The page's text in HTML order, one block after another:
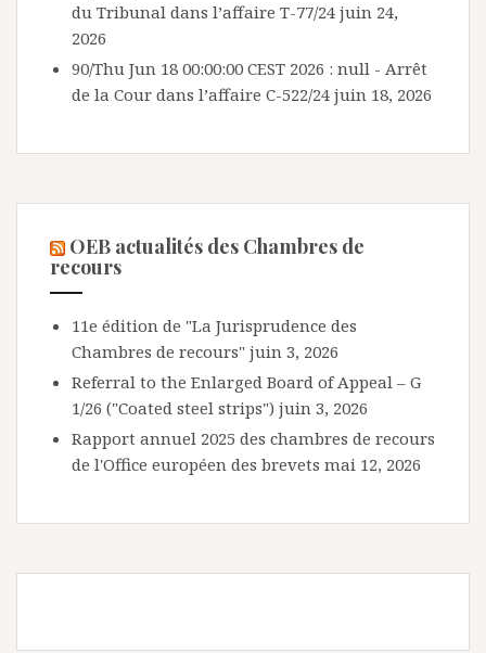
du Tribunal dans l’affaire T-77/24 juin 24,
2026
90/Thu Jun 18 00:00:00 CEST 2026 : null - Arrêt
de la Cour dans l’affaire C-522/24 juin 18, 2026
OEB actualités des Chambres de
recours
11e édition de "La Jurisprudence des
Chambres de recours" juin 3, 2026
Referral to the Enlarged Board of Appeal – G
1/26 ("Coated steel strips") juin 3, 2026
Rapport annuel 2025 des chambres de recours
de l'Office européen des brevets mai 12, 2026